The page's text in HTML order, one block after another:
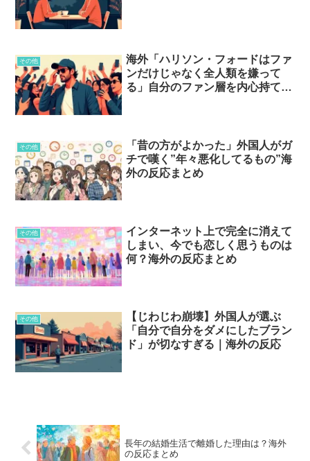
その他
海外「ハリソン・フォードはファ
ンだけじゃなく全人類を嫌って
る」自分のファン層を内心持て余
その他
「昔の方がよかった」外国人がガ
チで嘆く”年々悪化してるもの”海
外の反応まとめ
その他
インターネット上で完全に消えて
しまい、今でも恋しく思うものは
何？海外の反応まとめ
その他
【じわじわ崩壊】外国人が選ぶ
「自分で自分をダメにしたブラン
ド」が切なすぎる｜海外の反応
長年の結婚生活で離婚した理由は？海外
の反応まとめ